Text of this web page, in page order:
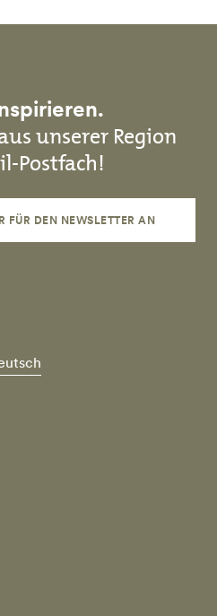
unserer Region
Postfach!
FÜR DEN NEWSLETTER AN